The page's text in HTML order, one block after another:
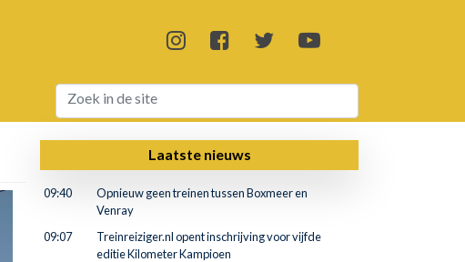
Laatste nieuws
09:40
Opnieuw geen treinen tussen Boxmeer en
Venray
09:07
Treinreiziger.nl opent inschrijving voor vijfde
editie Kilometer Kampioen